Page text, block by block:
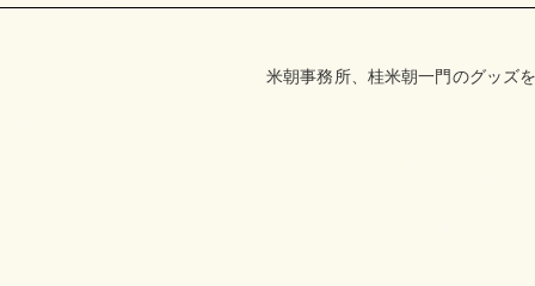
米朝事務所、桂米朝一門のグッズ